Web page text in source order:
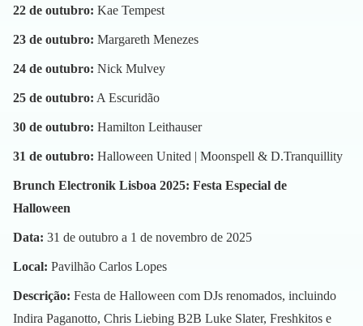
22 de outubro: Kae Tempest
23 de outubro: Margareth Menezes
24 de outubro: Nick Mulvey
25 de outubro: A Escuridão
30 de outubro: Hamilton Leithauser
31 de outubro: Halloween United | Moonspell & D.Tranquillity
Brunch Electronik Lisboa 2025: Festa Especial de
Halloween
Data: 31 de outubro a 1 de novembro de 2025
Local: Pavilhão Carlos Lopes
Descrição: Festa de Halloween com DJs renomados, incluindo
Indira Paganotto, Chris Liebing B2B Luke Slater, Freshkitos e